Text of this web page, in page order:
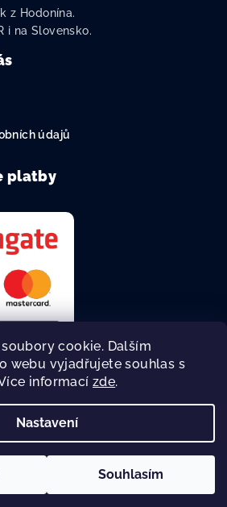
cookie. Dalším
webu vyjadřujete souhlas s
informací zde.
Nastavení
Souhlasím
z Hodonína.
i na Slovensko.
údajů
platby
online.
vyhrazena.
Vytvořil Shoptet